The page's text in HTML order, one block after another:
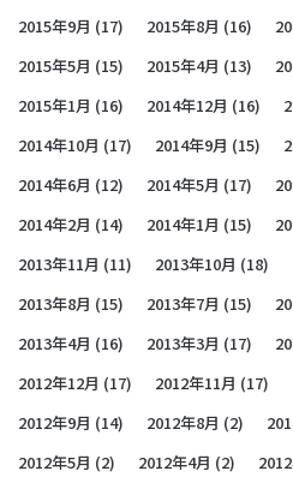
2015年9月 (17) 2015年8月 (16)
2015年5月 (15) 2015年4月 (13)
2015年1月 (16) 2014年12月 (16)
2014年10月 (17) 2014年9月 (15)
2014年6月 (12) 2014年5月 (17)
2014年2月 (14) 2014年1月 (15)
2013年11月 (11) 2013年10月 (18)
2013年8月 (15) 2013年7月 (15)
2013年4月 (16) 2013年3月 (17)
2012年12月 (17) 2012年11月 (17)
2012年9月 (14) 2012年8月 (2)
2012年5月 (2) 2012年4月 (2)